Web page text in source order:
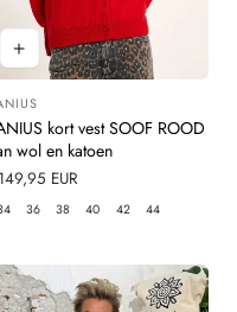
kort vest SOOF ROOD
wol en katoen
EUR
36 38 40 42 44